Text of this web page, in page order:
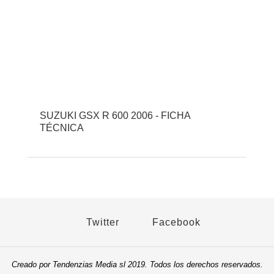
SUZUKI GSX R 600 2006 - FICHA
TÉCNICA
Twitter Facebook
Creado por Tendenzias Media sl 2019. Todos los derechos reservados.